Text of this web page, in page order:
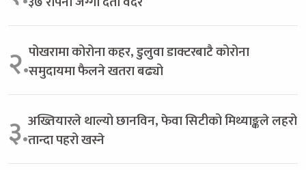
२.पोखरामा कोरोना कहर, डुलुवा डाक्टरबाटै कोरोना
समुदायमा फैलने खतरा बढ्यो
३.अख्तियारले थाल्यो छानविन, फेवा सिटीको मिथ्याङ्कले लहरो
तान्दा पहरो खस्ने